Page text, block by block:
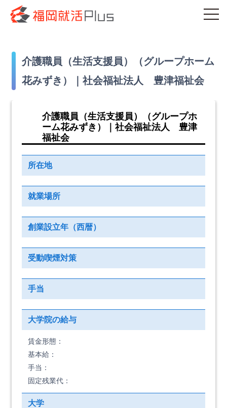
介護職員（生活支援員）（グループホーム
花みずき）｜社会福祉法人 豊津福祉会
介護職員（生活支援員）（グループホ
ーム花みずき）｜社会福祉法人 豊津
福祉会
所在地
就業場所
創業設立年（西暦）
受動喫煙対策
手当
大学院の給与
賃金形態：
基本給：
手当：
固定残業代：
大学